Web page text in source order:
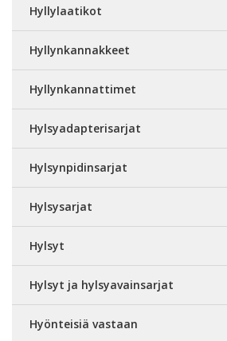
Hyllylaatikot
Hyllynkannakkeet
Hyllynkannattimet
Hylsyadapterisarjat
Hylsynpidinsarjat
Hylsysarjat
Hylsyt
Hylsyt ja hylsyavainsarjat
Hyönteisiä vastaan